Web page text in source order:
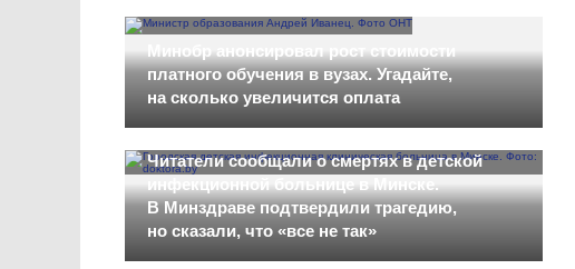
Минобр анонсировал рост стоимости
платного обучения в вузах. Угадайте,
на сколько увеличится оплата
Читатели сообщали о смертях в детской
инфекционной больнице в Минске.
В Минздраве подтвердили трагедию,
но сказали, что «все не так»